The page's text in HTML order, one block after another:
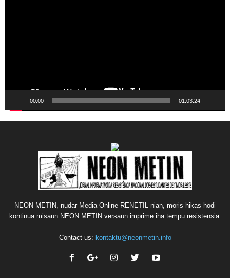
00:00 01:03:24
NEON METIN, nudar Media Online RENETIL nian, moris hikas hodi
kontinua misaun NEON METIN versaun imprime iha tempu resistensia.
Contact us: kontaktu@neonmetin.info